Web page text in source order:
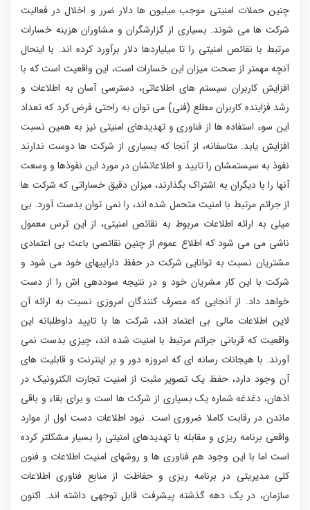
چنین حملات امنیتی موجب میلیون ها دلار ضرر و اخلال در فعالیت
شرکت ها می شوند. بسیاری از گزارشگران و مشاوران هزینه خسارات
مرتبط با نقائص امنیتی را تا میلیاردها دلار برآورد کرده اند. با اینحال
آنچه مهمتر از صحت میزان این خسارات است، این واقعیت است که با
افزایش کاربران سیستم های اطلاعاتی، دسترسی آسان به اطلاعات و
رشد فزاینده کاربران مطلع (فنی) می توان به راحتی فرض کرد که تعداد
این سوء استفاده ها از فناوری و تهدیدهای امنیتی نیز به همین نسبت
افزایش یابد. متاسفانه، از آنجا که بسیاری از شرکت ها دوست ندارند
نفوذ به سیستمشان را تایید و اطلاعاتشان در مورد این نفوذها و وسعت
آنها را با دیگران به اشتراک بگذارند، میزان دقیق خساراتی که شرکت ها
از جرائم مرتبط با امنیت متحمل شده اند، را نمی توان بدست آورد. بی
میلی به ارائه اطلاعات مربوط به نقائص امنیتی، از این ترس معمول
ناشی می می شود که اطلاع عموم از چنین نقائصی باعث بی اعتمادی
مشتریان نسبت به توانایی شرکت در حفظ داراییهای خود می شود و
شرکت با این کار مشریان خود و در نتیجه سوددهی اش را از دست
خواهد داد. از آنجایی که مصرف کنندگان امروزی نسبت به ارائه آن
لاین اطلاعات مالی بی اعتماد اند، شرکت ها با تایید داوطلبانه این
واقعیت که قربانی جرائم مرتبط با امنیت شده اند، چیزی بدست نمی
آورند. با هیجانات رسانه ای که امروزه دور و بر اینترنت و قابلیت های
آن وجود دارد، حفظ یک تصویر مثبت از امنیت تجارت الکترونیک در
اذهان، دغدغه شماره یک بسیاری از شرکت ها است و برای بقاء و باقی
ماندن در رقابت کاملا ضروری است. نبود اطلاعات دست اول از موارد
واقعی برنامه ریزی و مقابله با تهدیدهای امنیتی را بسیار مشکلتر کرده
است اما با این وجود هم فناوری ها و روشهای امنیت اطلاعات و فنون
کلی مدیریتی در برنامه ریزی و حفاظت از منابع فناوری اطلاعات
سازمان، در یک دهه گذشته پیشرفت قابل توجهی داشته اند. اکنون